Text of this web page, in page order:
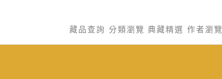
藏品查詢 分類瀏覽 典藏精選 作者瀏覽